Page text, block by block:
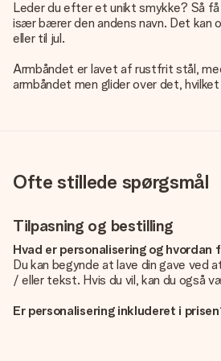
Leder du efter et unikt smykke? Så
især bærer den andens navn. Det kan
eller til jul.
Armbåndet er lavet af rustfrit stål,
armbåndet men glider over det,
Ofte stillede spørgsmål
Tilpasning og bestilling
Hvad er personalisering og
Du kan begynde at lave din gave ved
/ eller tekst. Hvis du vil, kan du også
Er personalisering inkluderet i